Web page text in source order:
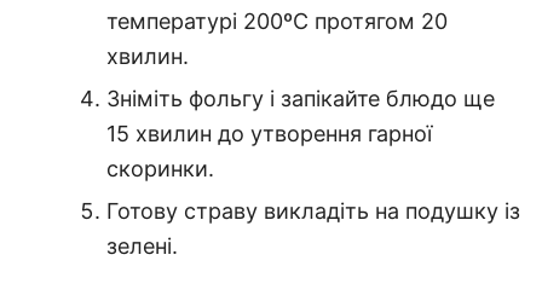
температурі 200ºС протягом 20
хвилин.
Зніміть фольгу і запікайте блюдо ще
15 хвилин до утворення гарної
скоринки.
Готову страву викладіть на подушку із
зелені.